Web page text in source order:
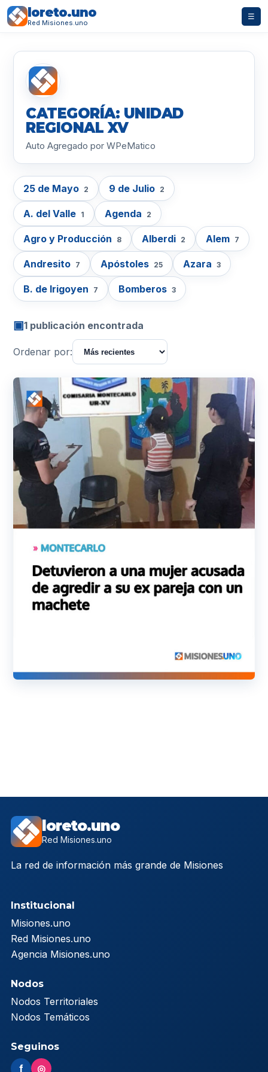
loreto.uno
Red Misiones.uno
☰
CATEGORÍA: UNIDAD
REGIONAL XV
Auto Agregado por WPeMatico
25 de Mayo 2 9 de Julio 2
A. del Valle 1 Agenda 2
Agro y Producción 8 Alberdi 2 Alem 7
Andresito 7 Apóstoles 25 Azara 3
B. de Irigoyen 7 Bomberos 3
▣1 publicación encontrada
Ordenar por:
loreto.uno
Red Misiones.uno
La red de información más grande de Misiones
Institucional
Misiones.uno
Red Misiones.uno
Agencia Misiones.uno
Nodos
Nodos Territoriales
Nodos Temáticos
Seguinos
f ◎